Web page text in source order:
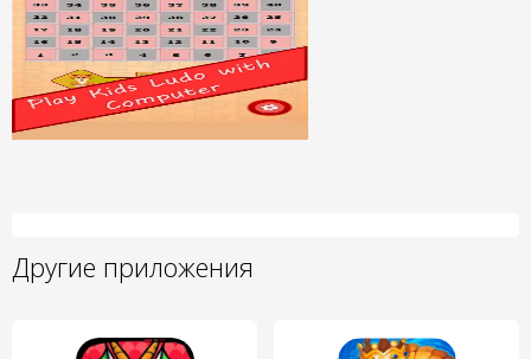
Другие приложения